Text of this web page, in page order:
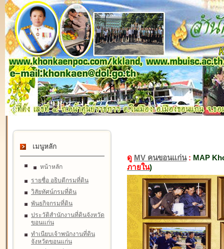
เมนูหลัก
หน้าหลัก
รายชื่อ อธิบดีกรมที่ดิน
วิสัยทัศน์กรมที่ดิน
พันธกิจกรมที่ดิน
ประวัติสำนักงานที่ดินจังหวัด
ขอนแก่น
ทำเนียบเจ้าพนักงานที่ดิน
จังหวัดขอนแก่น
ดู MV คนขอนแก่น: MAP
ภายใน)